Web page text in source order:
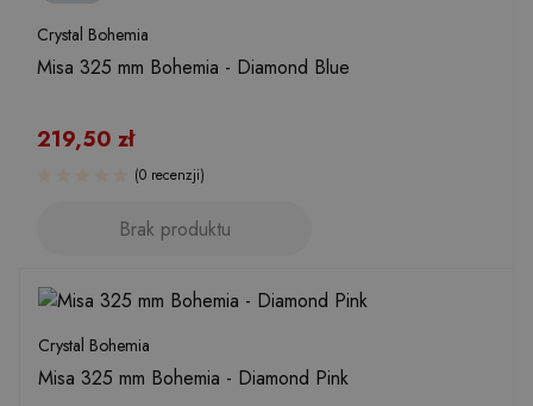
Crystal Bohemia
Misa 325 mm Bohemia - Diamond Blue
219,50 zł
(0 recenzji)
Brak produktu
Crystal Bohemia
Misa 325 mm Bohemia - Diamond Pink